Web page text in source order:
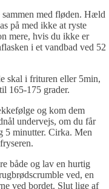
med fløden. Hæld
på med ikke at ryste
mere, hvis du ikke er
i et vandbad ved 52
skal i frituren eller 5min,
165-175 grader.
og kom dem
undervejs, om du får
5 minutter. Cirka. Men
både og lav en hurtig
ved, en
ved bordet. Slut lige af